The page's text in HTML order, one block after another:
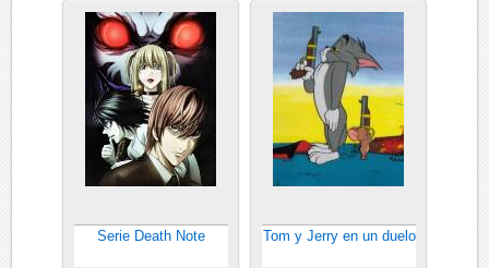
Serie Death Note Tom y Jerry en un duelo